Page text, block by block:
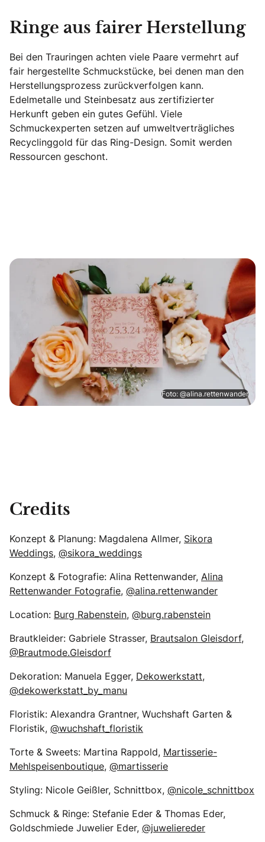
Ringe aus fairer Herstellung
Bei den Trauringen achten viele Paare vermehrt auf
fair hergestellte Schmuckstücke, bei denen man den
Herstellungsprozess zurückverfolgen kann.
Edelmetalle und Steinbesatz aus zertifizierter
Herkunft geben ein gutes Gefühl. Viele
Schmuckexperten setzen auf umweltverträgliches
Recyclinggold für das Ring-Design. Somit werden
Ressourcen geschont.
Foto: @alina.rettenwander
Credits
Konzept & Planung: Magdalena Allmer, Sikora
Weddings, @sikora_weddings
Konzept & Fotografie: Alina Rettenwander, Alina
Rettenwander Fotografie, @alina.rettenwander
Location: Burg Rabenstein, @burg.rabenstein
Brautkleider: Gabriele Strasser, Brautsalon Gleisdorf,
@Brautmode.Gleisdorf
Dekoration: Manuela Egger, Dekowerkstatt,
@dekowerkstatt_by_manu
Floristik: Alexandra Grantner, Wuchshaft Garten &
Floristik, @wuchshaft_floristik
Torte & Sweets: Martina Rappold, Martisserie-
Mehlspeisenboutique, @martisserie
Styling: Nicole Geißler, Schnittbox, @nicole_schnittbox
Schmuck & Ringe: Stefanie Eder & Thomas Eder,
Goldschmiede Juwelier Eder, @juweliereder